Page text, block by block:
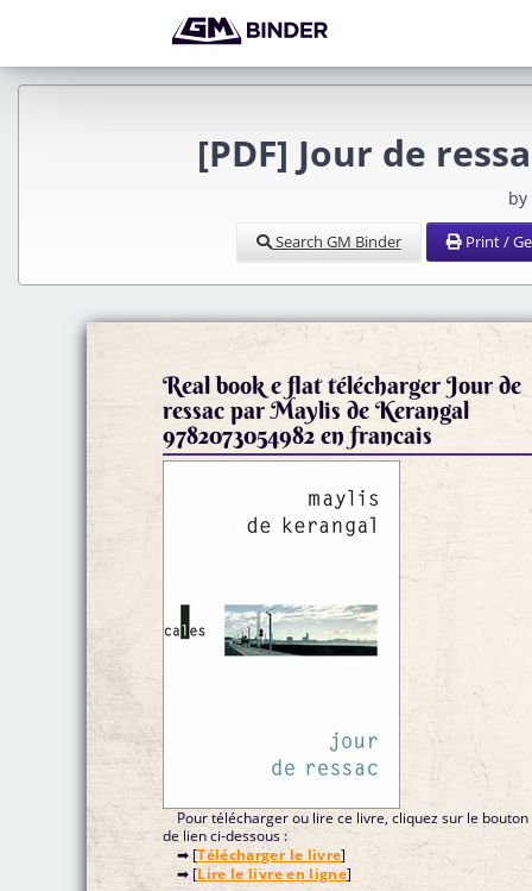
[PDF] Jour de
by
Search GM Binder Print /
Real book e flat télécharger Jour de
ressac par Maylis de Kerangal
9782073054982 en francais
Pour télécharger ou lire ce livre, cliquez sur le bouton
de lien ci-dessous :
➡ [Télécharger le livre]
➡ [Lire le livre en ligne]